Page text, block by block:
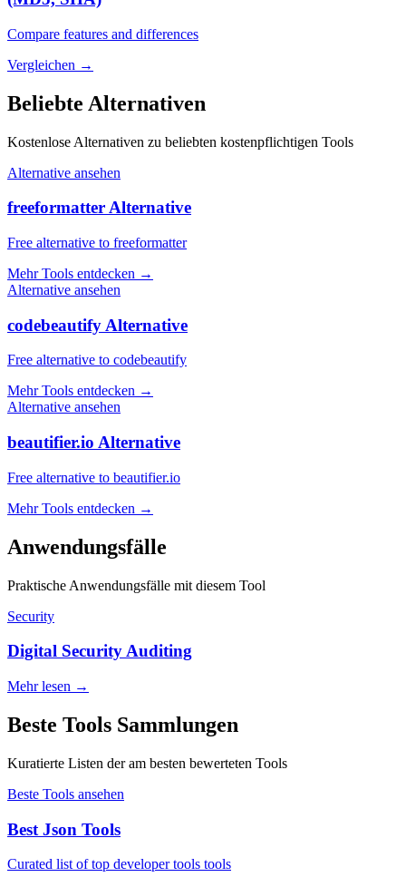
Compare features and differences
Vergleichen →
Beliebte Alternativen
Kostenlose Alternativen zu beliebten kostenpflichtigen Tools
Alternative ansehen
freeformatter Alternative
Free alternative to freeformatter
Mehr Tools entdecken →
Alternative ansehen
codebeautify Alternative
Free alternative to codebeautify
Mehr Tools entdecken →
Alternative ansehen
beautifier.io Alternative
Free alternative to beautifier.io
Mehr Tools entdecken →
Anwendungsfälle
Praktische Anwendungsfälle mit diesem Tool
Security
Digital Security Auditing
Mehr lesen →
Beste Tools Sammlungen
Kuratierte Listen der am besten bewerteten Tools
Beste Tools ansehen
Best Json Tools
Curated list of top developer tools tools